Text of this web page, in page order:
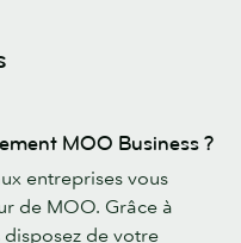
MOO Business ?
entreprises vous
de MOO. Grâce à
de votre